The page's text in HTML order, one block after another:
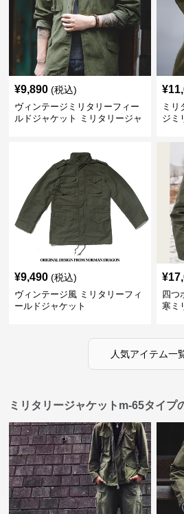
¥9,890 (税込)
ヴィンテージミリタリーフィー
ルドジャケット ミリタリージャ
¥
ミリ
ジミ
¥9,490 (税込)
ヴィンテージ風 ミリタリーフィ
ールドジャケット
¥
四つ
寒ミ
人気アイテム一
ミリタリージャケットm-65タイプ